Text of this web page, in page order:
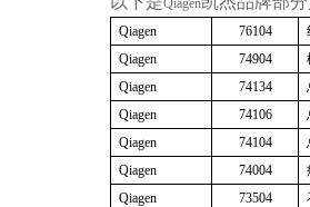
Qiagen
Qiagen 76104
Qiagen
74904
Qiagen
74134
Qiagen
74106
Qiagen
74104
Qiagen
74004
Qiagen
73504